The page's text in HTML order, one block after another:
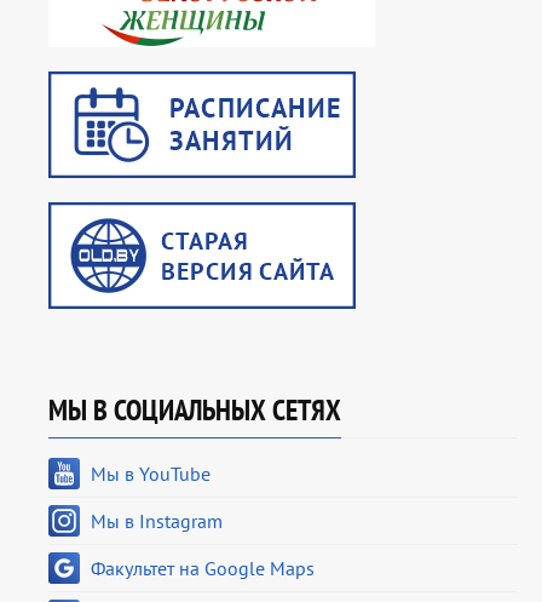
МЫ В СОЦИАЛЬНЫХ СЕТЯХ
Мы в YouTube
Мы в Instagram
Факультет на Google Maps